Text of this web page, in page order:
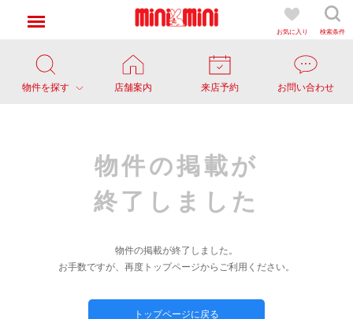
お気に入り 検索条件
物件を探す 店舗案内 来店予約 お問い合わせ
物件の掲載が
終了しました
物件の掲載が終了しました。
お手数ですが、再度トップページからご利用ください。
トップページに戻る